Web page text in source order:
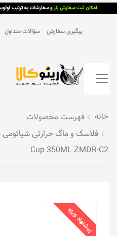
پیگیری سفارش سؤالات متداول
خانه
فهرست محصولات
Cup 350ML ZMDR-C2
پیشنهاد ویژه